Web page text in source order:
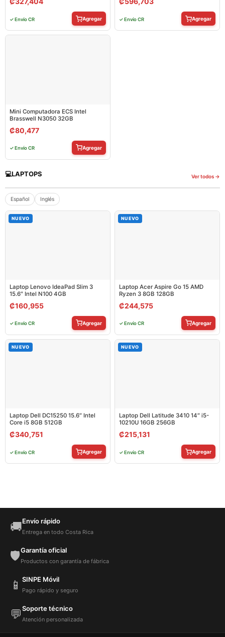
✓ Envío CR Agregar ✓ Envío CR Agregar
Mini Computadora ECS Intel
Brasswell N3050 32GB
₡80,477
✓ Envío CR Agregar
💻LAPTOPS Ver todos →
Español Inglés
NUEVO
Laptop Lenovo IdeaPad Slim 3
15.6″ Intel N100 4GB
₡160,955
✓ Envío CR Agregar
NUEVO
Laptop Acer Aspire Go 15 AMD
Ryzen 3 8GB 128GB
₡244,575
✓ Envío CR Agregar
NUEVO
Laptop Dell DC15250 15.6″ Intel
Core i5 8GB 512GB
₡340,751
✓ Envío CR Agregar
NUEVO
Laptop Dell Latitude 3410 14″ i5-
10210U 16GB 256GB
₡215,131
✓ Envío CR Agregar
🚚Envío rápido
Entrega en todo Costa Rica
🛡️Garantía oficial
Productos con garantía de fábrica
📱 SINPE Móvil
Pago rápido y seguro
💬Soporte técnico
Atención personalizada